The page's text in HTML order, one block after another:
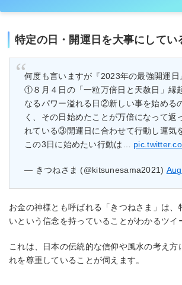
特定の日・開運日を大事にしてい
何度も言いますが『2023年の最強開運日
①８月４日の「一粒万倍日と天赦日」縁
なるパワー溢れる日②新しい事を始める
く、その日始めたことが万倍になって返
れている③開運日に合わせて行動し運気
この3日に始めたい行動は…
— きつねさま (@kitsunesama2021)
お金の神様とも呼ばれる「きつねさま」は、
いという信念を持っていることがわかるツイ
これは、日本の伝統的な信仰や風水の考え方
れを尊重していることが伺えます。